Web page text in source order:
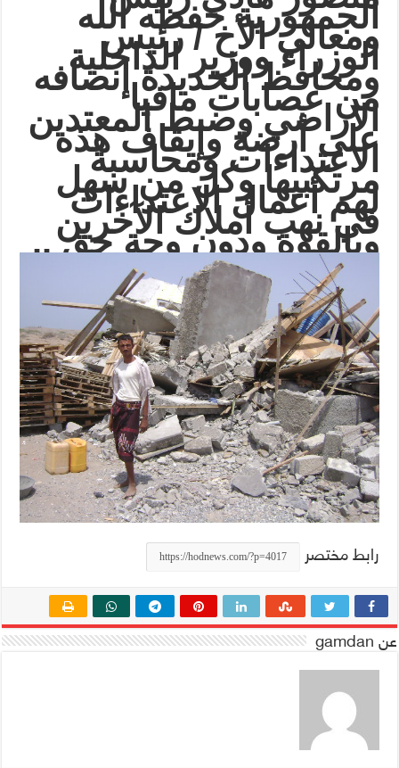
الجمهورية حفظه الله
ومعالي الأخ / رئيس
الوزراء ووزير الداخلية
ومحافظ الحديدة إنصافه
من عصابات مافيا
الاراضي وضبط المعتدين
على أرضة وإيقاف هذه
الاعتداءات ومحاسبة
مرتكبيها وكل من سهل
لهم أعمال الاعتداءات
في نهب أملاك الآخرين
وبالقوة ودون وجة حق ..
رابط مختصر
عن gamdan